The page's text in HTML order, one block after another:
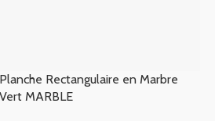
Planche Rectangulaire en Marbre
Vert MARBLE